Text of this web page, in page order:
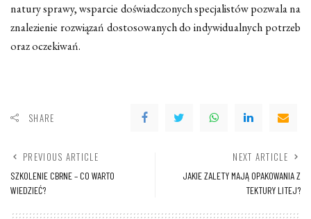
natury sprawy, wsparcie doświadczonych specjalistów pozwala na
znalezienie rozwiązań dostosowanych do indywidualnych potrzeb
oraz oczekiwań.
SHARE
PREVIOUS ARTICLE
SZKOLENIE CBRNE – CO WARTO
WIEDZIEĆ?
NEXT ARTICLE
JAKIE ZALETY MAJĄ OPAKOWANIA Z
TEKTURY LITEJ?